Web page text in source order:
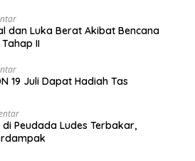
dan Luka Berat Akibat Bencana
II
19 Juli Dapat Hadiah Tas
di Peudada Ludes Terbakar,